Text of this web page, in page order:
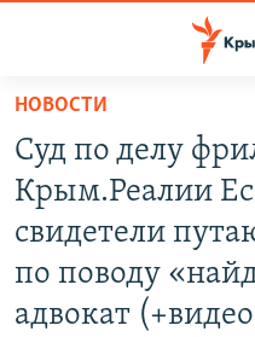
Вернуться
основному
содержанию
Вернутся
главной
навигации
СПЕЦПРОЕКТЫ
КАРТА ВОЕННЫХ ОБЪЕКТОВ
11 ЛЕТ ОККУПАЦИИ КРЫМА.
ВОДА
ЕЩЕ
НОВОСТИ
Суд по делу
Крым.Реалии
свидетели
по поводу
адвокат